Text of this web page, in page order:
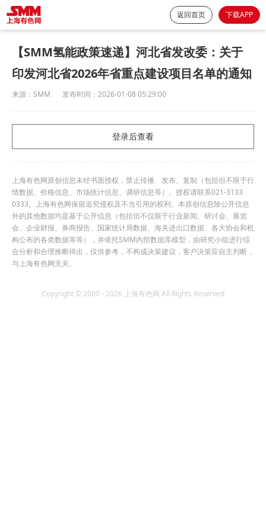
返回首页 下载APP
【SMM氢能政策速递】河北省发改委：关于
印发河北省2026年省重点建设项目名单的通知
来源： SMM 发布时间： 2026-01-08 05:29:00
登录后查看
上海有色网原创信息未经书面授权，禁止传播、发布、复制（包括但不限于行
情数据、价格信息、市场统计信息、调研信息等）。授权请联系021-3133
0333。上海有色网保留追究侵权及不当引用的权利。本原创信息除公开信息
外的其他数据均是基于公开信息（包括但不仅限于行业新闻、研讨会、展览
会、企业财报、券商报告、国家统计局数据、海关进出口数据、各大协会和机
构公布的各类数据等等），并依托SMM内部数据库模型，由研究小组进行综
合分析和合理推断得出，仅供参考，不构成决策建议，客户决策应自主判断，
与上海有色网无关。
Copyright © 2000 - 2026 上海有色网 All Rights Reserved